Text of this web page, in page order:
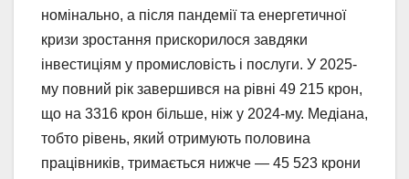
номінально, а після пандемії та енергетичної
кризи зростання прискорилося завдяки
інвестиціям у промисловість і послуги. У 2025-
му повний рік завершився на рівні 49 215 крон,
що на 3316 крон більше, ніж у 2024-му. Медіана,
тобто рівень, який отримують половина
працівників, тримається нижче — 45 523 крони